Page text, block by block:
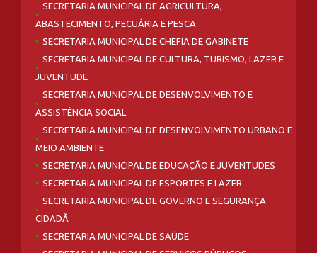
SECRETARIA MUNICIPAL DE AGRICULTURA,
ABASTECIMENTO, PECUÁRIA E PESCA
SECRETARIA MUNICIPAL DE CHEFIA DE GABINETE
SECRETARIA MUNICIPAL DE CULTURA, TURISMO, LAZER E
JUVENTUDE
SECRETARIA MUNICIPAL DE DESENVOLVIMENTO E
ASSISTÊNCIA SOCIAL
SECRETARIA MUNICIPAL DE DESENVOLVIMENTO URBANO E
MEIO AMBIENTE
SECRETARIA MUNICIPAL DE EDUCAÇÃO E JUVENTUDES
SECRETARIA MUNICIPAL DE ESPORTES E LAZER
SECRETARIA MUNICIPAL DE GOVERNO E SEGURANÇA
CIDADÃ
SECRETARIA MUNICIPAL DE SAÚDE